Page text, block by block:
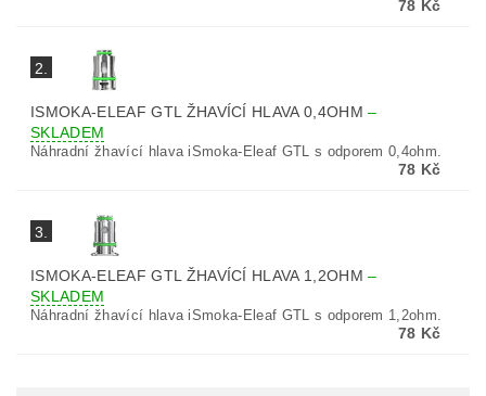
78 Kč
2.
ISMOKA-ELEAF GTL ŽHAVÍCÍ HLAVA 0,4OHM–
SKLADEM
Náhradní žhavící hlava iSmoka-Eleaf GTL s odporem 0,4ohm.
78 Kč
3.
ISMOKA-ELEAF GTL ŽHAVÍCÍ HLAVA 1,2OHM–
SKLADEM
Náhradní žhavící hlava iSmoka-Eleaf GTL s odporem 1,2ohm.
78 Kč